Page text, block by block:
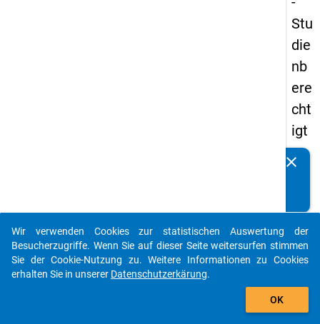
Stu
die
nb
ere
cht
igt
en
s
20
12
clear
auto_stories
add_shopping_cart
Wir verwenden Cookies zur statistischen Auswertung der
Besucherzugriffe. Wenn Sie auf dieser Seite weitersurfen stimmen
Sie der Cookie-Nutzung zu. Weitere Informationen zu Cookies
erhalten Sie in unserer Datenschutzerkärung.
OK